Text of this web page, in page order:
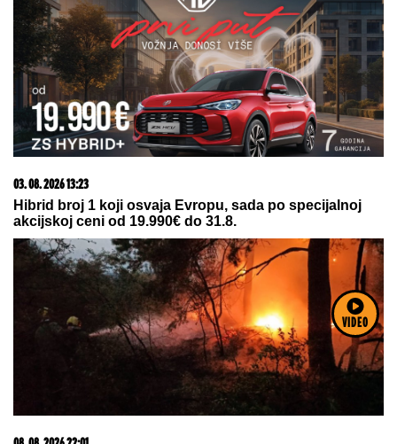
VIDEO
08. 08. 2026 16:10
Zašto je važno ići na liturgiju: Nedeljom se porodica
08. 08. 2026 17:49
Преминуо Хорхе Меси, отац Лионела Месија